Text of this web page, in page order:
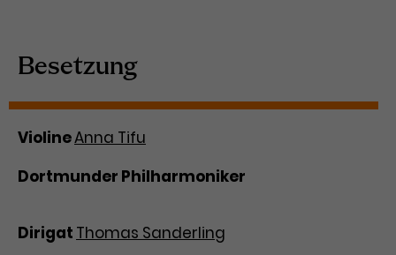
Besetzung
ViolineAnna Tifu
Dortmunder Philharmoniker
Dirigat Thomas Sanderling